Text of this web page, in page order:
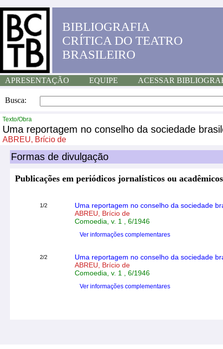
BIBLIOGRAFIA
CRÍTICA DO TEATRO
BRASILEIRO
APRESENTAÇÃO EQUIPE ACESSAR
Busca:
Texto/Obra
Uma reportagem no conselho da sociedade
ABREU, Brício de
Formas de divulgação
Publicações em periódicos jornalísticos ou acadêmicos
1/2
Uma reportagem no conselho da sociedade
ABREU, Brício de
Comoedia, v. 1 , 6/1946
Ver informações complementares
2/2
Uma reportagem no conselho da sociedade
ABREU, Brício de
Comoedia, v. 1 , 6/1946
Ver informações complementares